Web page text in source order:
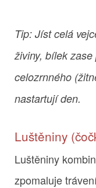
Tip: Jíst celá
živiny, bílek
celozrnného
nastartují den.
Luštěniny
Luštěniny
zpomaluje